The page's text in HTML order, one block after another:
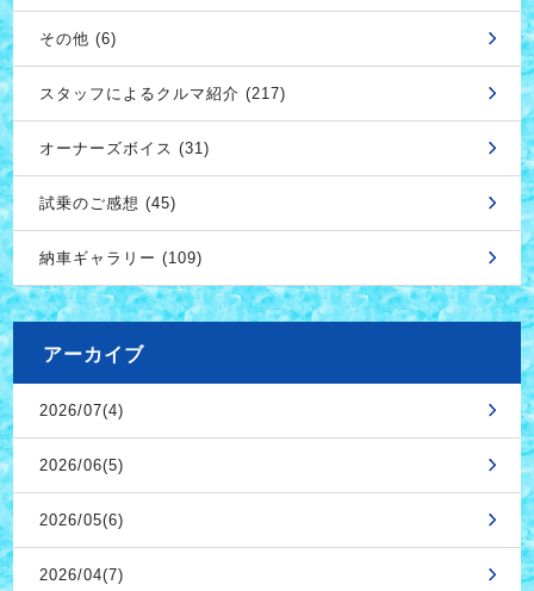
その他 (6)
スタッフによるクルマ紹介 (217)
オーナーズボイス (31)
試乗のご感想 (45)
納車ギャラリー (109)
アーカイブ
2026/07(4)
2026/06(5)
2026/05(6)
2026/04(7)